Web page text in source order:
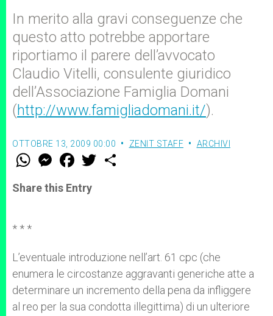
In merito alla gravi conseguenze che
questo atto potrebbe apportare
riportiamo il parere dell’avvocato
Claudio Vitelli, consulente giuridico
dell’Associazione Famiglia Domani
(http://www.famigliadomani.it/).
OTTOBRE 13, 2009 00:00 ZENIT STAFF ARCHIVI
W
t
s
M
e
s
e
F
a
e
b
w
Share this Entry
* * *
L’eventuale introduzione nell’art. 61 cpc (che
enumera le circostanze aggravanti generiche atte a
determinare un incremento della pena da infliggere
al reo per la sua condotta illegittima) di un ulteriore